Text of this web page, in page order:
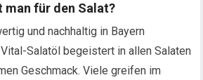
man für den Salat?
und nachhaltig in Bayern
Salatöl begeistert in allen Salaten
Geschmack. Viele greifen im